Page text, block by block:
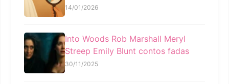
14/01/2026
Into Woods Rob Marshall Meryl
Streep Emily Blunt contos fadas
30/11/2025